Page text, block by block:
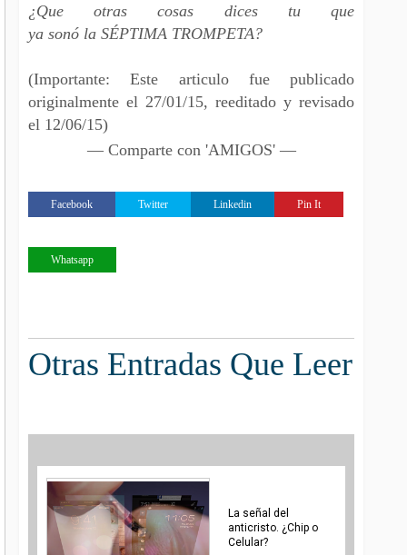
¿Que otras cosas dices tu que
ya sonó la SÉPTIMA TROMPETA?
(Importante: Este articulo fue publicado
originalmente el 27/01/15, reeditado y revisado
el 12/06/15)
— Comparte con 'AMIGOS' —
Facebook Twitter Linkedin Pin It
Whatsapp
Otras Entradas Que Leer
La señal del
anticristo. ¿Chip o
Celular?